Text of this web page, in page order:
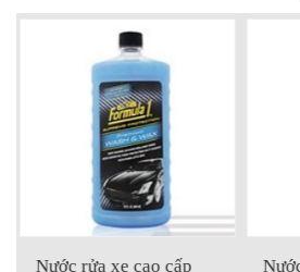
Nước rửa kính UFU